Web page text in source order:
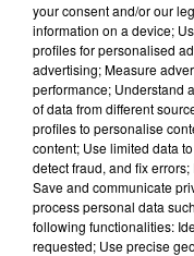
LE
9
your consent and/or our
information on a device;
profiles for personalised
advertising; Measure
performance; Understand
of data from different
profiles to personalise
content; Use limited data
detect fraud, and fix
Save and communicate
process personal data
following functionalities:
requested; Use precise